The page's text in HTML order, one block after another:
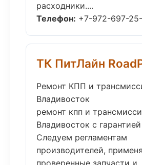
расходники....
Телефон: +7-972-697-
ТК ПитЛайн
Ремонт КПП и
Владивосток
ремонт кпп и
Владивосток с
Следуем регламентам
производителей,
проверенные запчасти и